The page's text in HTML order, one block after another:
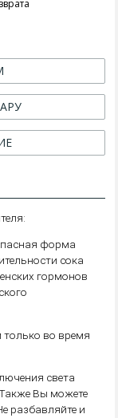
форма
сока
гормонов
только во время
света
Вы можете
разбавляйте и